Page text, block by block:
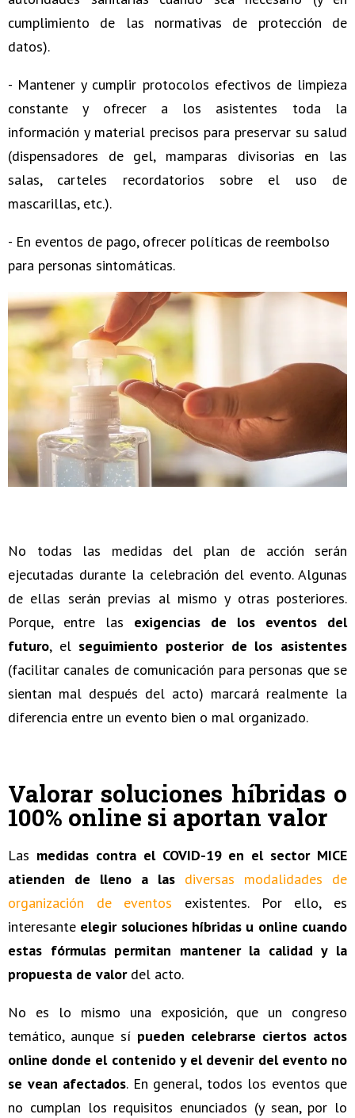
cumplimiento de las normativas de protección de
datos).
- Mantener y cumplir protocolos efectivos de limpieza
constante y ofrecer a los asistentes toda la
información y material precisos para preservar su salud
(dispensadores de gel, mamparas divisorias en las
salas, carteles recordatorios sobre el uso de
mascarillas, etc.).
- En eventos de pago, ofrecer políticas de reembolso
para personas sintomáticas.
No todas las medidas del plan de acción serán
ejecutadas durante la celebración del evento. Algunas
de ellas serán previas al mismo y otras posteriores.
Porque, entre las exigencias de los eventos del
futuro, el seguimiento posterior de los asistentes
(facilitar canales de comunicación para personas que se
sientan mal después del acto) marcará realmente la
diferencia entre un evento bien o mal organizado.
Valorar soluciones híbridas o
100% online si aportan valor
Las medidas contra el COVID-19 en el sector MICE
atienden de lleno a las diversas modalidades de
organización de eventos existentes. Por ello, es
interesante elegir soluciones híbridas u online cuando
estas fórmulas permitan mantener la calidad y la
propuesta de valordel acto.
No es lo mismo una exposición, que un congreso
temático, aunque sí pueden celebrarse ciertos actos
online donde el contenido y el devenir del evento no
se vean afectados. En general, todos los eventos que
no cumplan los requisitos enunciados (y sean, por lo